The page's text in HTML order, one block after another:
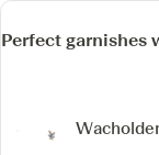
Perfect garnishes